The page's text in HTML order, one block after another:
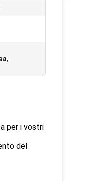
,
per i vostri
del